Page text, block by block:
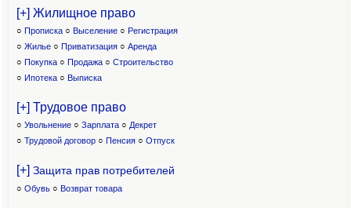
[+] Жилищное право
○ Прописка ○ Выселение ○ Регистрация
○ Жилье ○ Приватизация ○ Аренда
○ Покупка ○ Продажа ○ Строительство
○ Ипотека ○ Выписка
[+] Трудовое право
○ Увольнение ○ Зарплата ○ Декрет
○ Трудовой договор ○ Пенсия ○ Отпуск
[+] Защита прав потребителей
○ Обувь ○ Возврат товара